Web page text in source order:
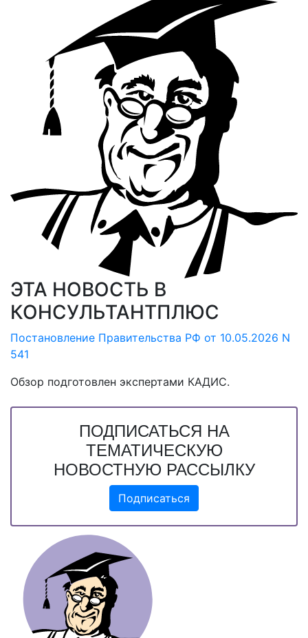
ЭТА НОВОСТЬ В
КОНСУЛЬТАНТПЛЮС
Постановление Правительства РФ от 10.05.2026 N
541
Обзор подготовлен экспертами КАДИС.
ПОДПИСАТЬСЯ НА
ТЕМАТИЧЕСКУЮ
НОВОСТНУЮ РАССЫЛКУ
Подписаться